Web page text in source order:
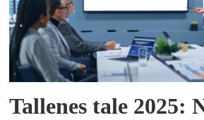
Tallenes tale 2025: